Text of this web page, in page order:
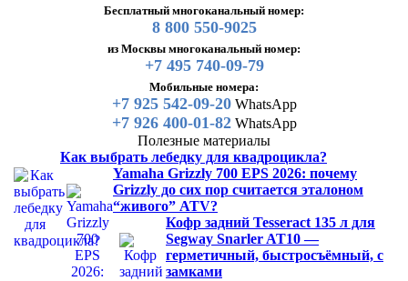
Бесплатный многоканальный номер:
8 800 550-9025
из Москвы многоканальный номер:
+7 495 740-09-79
Мобильные номера:
+7 925 542-09-20WhatsApp
+7 926 400-01-82WhatsApp
Полезные материалы
Как выбрать лебедку для квадроцикла?
Yamaha Grizzly 700 EPS 2026: почему
Grizzly до сих пор считается эталоном
“живого” ATV?
Кофр задний Tesseract 135 л для
Segway Snarler AT10 —
герметичный, быстросъёмный, с
замками